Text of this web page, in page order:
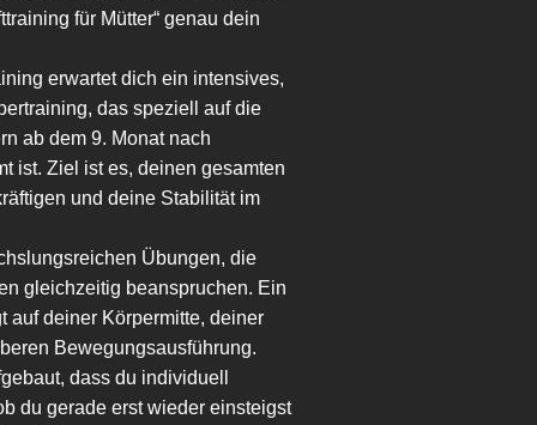
für Mütter“ genau dein
erwartet dich ein intensives,
das speziell auf die
ab dem 9. Monat nach
ist. Ziel ist es, deinen gesamten
und deine Stabilität im
Übungen, die
gleichzeitig beanspruchen. Ein
auf deiner Körpermitte, deiner
Bewegungsausführung.
dass du individuell
du gerade erst wieder einsteigst